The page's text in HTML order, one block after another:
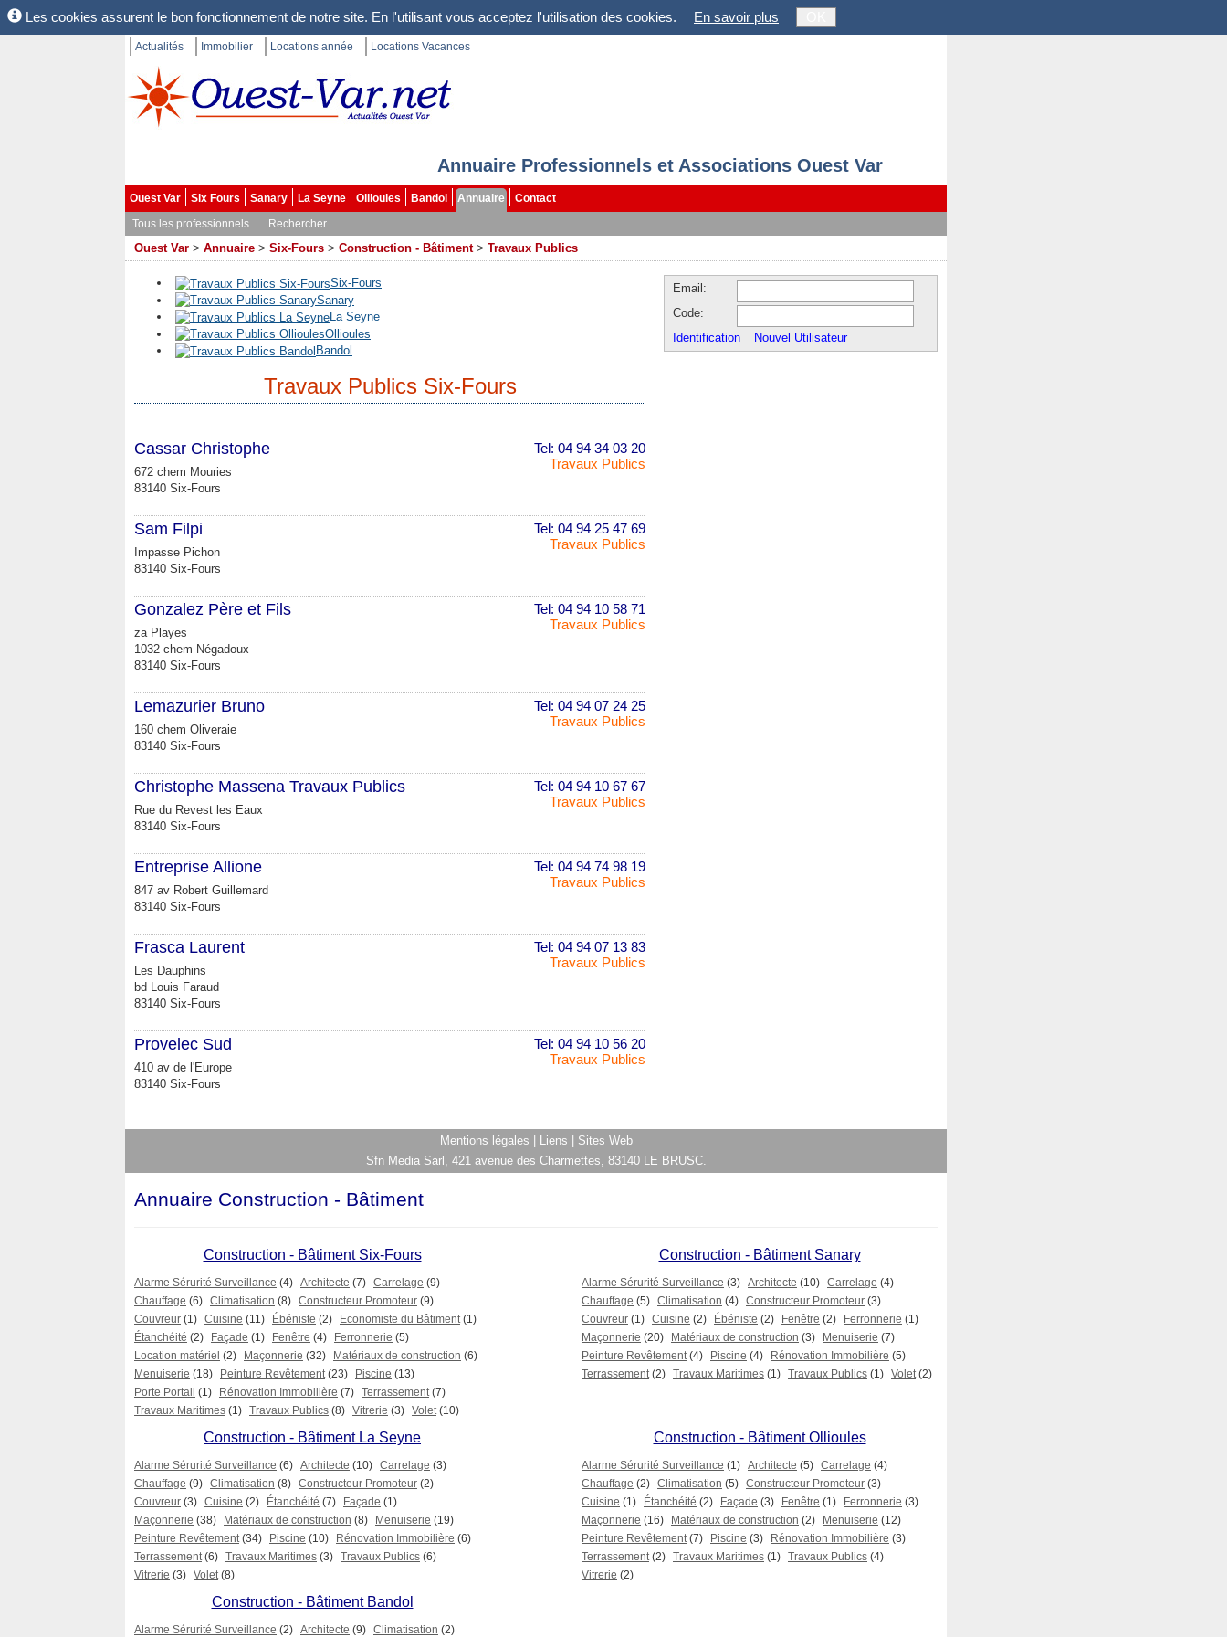
Les cookies assurent le bon fonctionnement de notre site. En l'utilisant vous acceptez l'utilisation des cookies. En savoir plus
Actualités Immobilier Locations année Locations Vacances
Annuaire Professionnels et Associations Ouest Var
Ouest Var Six Fours Sanary La Seyne Ollioules Bandol Annuaire
Contact
Tous les professionnels
Rechercher
Ouest Var > Annuaire > Six-Fours > Construction - Bâtiment > Travaux Publics
Six-Fours
Sanary
La Seyne
Ollioules
Bandol
Travaux Publics Six-Fours
Tel: 04 94 34 03 20
Travaux Publics
Cassar Christophe
672 chem Mouries
83140 Six-Fours
Tel: 04 94 25 47 69
Travaux Publics
Sam Filpi
Impasse Pichon
83140 Six-Fours
Tel: 04 94 10 58 71
Travaux Publics
Gonzalez Père et Fils
za Playes
1032 chem Négadoux
83140 Six-Fours
Tel: 04 94 07 24 25
Travaux Publics
Lemazurier Bruno
160 chem Oliveraie
83140 Six-Fours
Tel: 04 94 10 67 67
Travaux Publics
Christophe Massena Travaux Publics
Rue du Revest les Eaux
83140 Six-Fours
Tel: 04 94 74 98 19
Travaux Publics
Entreprise Allione
847 av Robert Guillemard
83140 Six-Fours
Tel: 04 94 07 13 83
Travaux Publics
Frasca Laurent
Les Dauphins
bd Louis Faraud
83140 Six-Fours
Tel: 04 94 10 56 20
Travaux Publics
Provelec Sud
410 av de l'Europe
83140 Six-Fours
Email:
Code:
Identification
Nouvel Utilisateur
Mentions légales Liens
Sites Web
Sfn Media Sarl, 421 avenue des Charmettes, 83140 LE BRUSC.
Annuaire Construction - Bâtiment
Construction - Bâtiment Six-Fours
Alarme Sérurité Surveillance (4) Architecte (7) Carrelage (9)
Chauffage (6) Climatisation (8) Constructeur Promoteur (9)
Couvreur (1) Cuisine (11) Ébéniste (2) Economiste du Bâtiment (1)
Étanchéité (2) Façade (1) Fenêtre (4) Ferronnerie (5)
Location matériel (2) Maçonnerie (32) Matériaux de construction (6)
Menuiserie (18) Peinture Revêtement (23) Piscine (13)
Porte Portail (1) Rénovation Immobilière (7) Terrassement (7)
Travaux Maritimes (1) Travaux Publics (8) Vitrerie (3) Volet (10)
Construction - Bâtiment Sanary
Alarme Sérurité Surveillance (3) Architecte (10) Carrelage (4)
Chauffage (5) Climatisation (4) Constructeur Promoteur (3)
Couvreur (1) Cuisine (2) Ébéniste (2) Fenêtre (2) Ferronnerie (1)
Maçonnerie (20) Matériaux de construction (3) Menuiserie (7)
Peinture Revêtement (4) Piscine (4) Rénovation Immobilière (5)
Terrassement (2) Travaux Maritimes (1) Travaux Publics (1) Volet (2)
Construction - Bâtiment La Seyne
Alarme Sérurité Surveillance (6) Architecte (10) Carrelage (3)
Chauffage (9) Climatisation (8) Constructeur Promoteur (2)
Couvreur (3) Cuisine (2) Étanchéité (7) Façade (1)
Maçonnerie (38) Matériaux de construction (8) Menuiserie (19)
Peinture Revêtement (34) Piscine (10) Rénovation Immobilière (6)
Terrassement (6) Travaux Maritimes (3) Travaux Publics (6)
Vitrerie (3) Volet (8)
Construction - Bâtiment Ollioules
Alarme Sérurité Surveillance (1) Architecte (5) Carrelage (4)
Chauffage (2) Climatisation (5) Constructeur Promoteur (3)
Cuisine (1) Étanchéité (2) Façade (3) Fenêtre (1) Ferronnerie (3)
Maçonnerie (16) Matériaux de construction (2) Menuiserie (12)
Peinture Revêtement (7) Piscine (3) Rénovation Immobilière (3)
Terrassement (2) Travaux Maritimes (1) Travaux Publics (4)
Vitrerie (2)
Construction - Bâtiment Bandol
Alarme Sérurité Surveillance (2) Architecte (9) Climatisation (2)